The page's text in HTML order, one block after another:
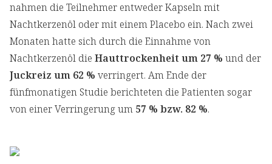
nahmen die Teilnehmer entweder Kapseln mit
Nachtkerzenöl oder mit einem Placebo ein. Nach zwei
Monaten hatte sich durch die Einnahme von
Nachtkerzenöl die Hauttrockenheit um 27 % und der
Juckreiz um 62 % verringert. Am Ende der
fünfmonatigen Studie berichteten die Patienten sogar
von einer Verringerung um 57 % bzw. 82 %.